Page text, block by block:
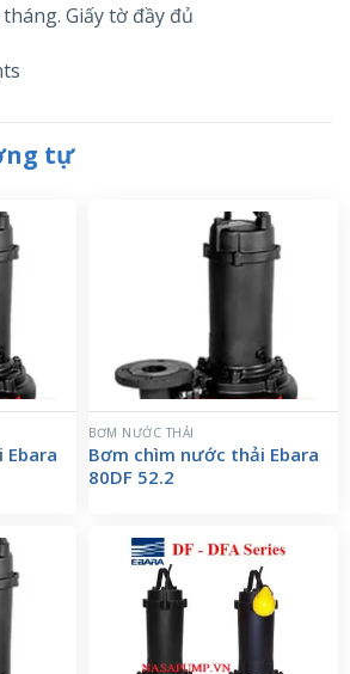
Giấy tờ đầy đủ
tự
BƠM NƯỚC THẢI
Bơm chìm nước thải Ebara
80DF 52.2